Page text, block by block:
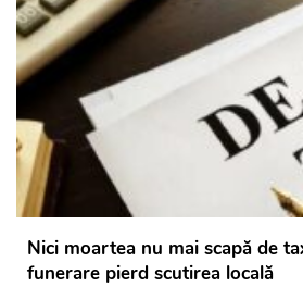
Nici moartea nu mai scapă de
funerare pierd scutirea locală